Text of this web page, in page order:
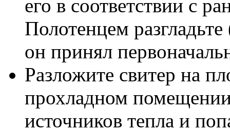
его в соответствии с
Полотенцем
он принял
Разложите свитер на
прохладном
источников тепла и